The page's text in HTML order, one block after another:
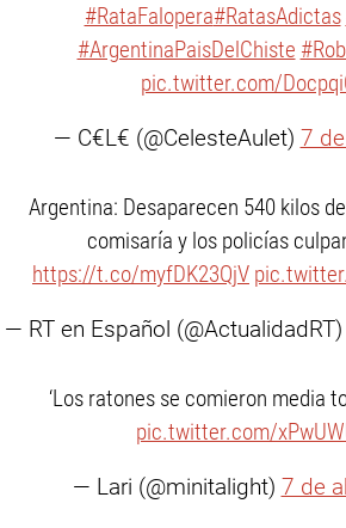
#RataFalopera#RatasAdictas
#ArgentinaPaisDelChiste
pic.twitter.com/
— C€L€ (@CelesteAulet) 7
Argentina: Desaparecen 540 kilos
comisaría y los policías
https://t.co/myfDK23QjV
— RT en Español (@ActualidadRT)
‘Los ratones se comieron media
pic.twitter.com/
— Lari (@minitalight) 7 de